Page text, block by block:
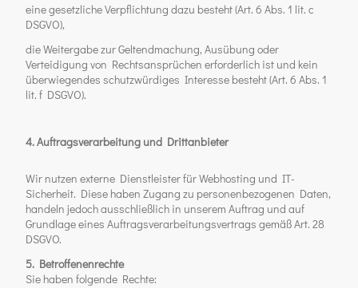
eine gesetzliche Verpflichtung dazu besteht (Art. 6 Abs. 1 lit. c
DSGVO),
die Weitergabe zur Geltendmachung, Ausübung oder
Verteidigung von Rechtsansprüchen erforderlich ist und kein
überwiegendes schutzwürdiges Interesse besteht (Art. 6 Abs. 1
lit. f DSGVO).
4. Auftragsverarbeitung und Drittanbieter
Wir nutzen externe Dienstleister für Webhosting und IT-
Sicherheit. Diese haben Zugang zu personenbezogenen Daten,
handeln jedoch ausschließlich in unserem Auftrag und auf
Grundlage eines Auftragsverarbeitungsvertrags gemäß Art. 28
DSGVO.
5. Betroffenenrechte
Sie haben folgende Rechte: